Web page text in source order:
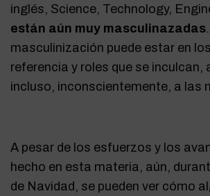
inglés, Science, Technology,
están aún muy masculinazadas
masculinización puede estar en
referencia y roles que se inculcan,
incluso, inconscientemente, a las
A pesar de los esfuerzos y los
hecho en esta materia, aún,
de Navidad, se pueden ver cómo